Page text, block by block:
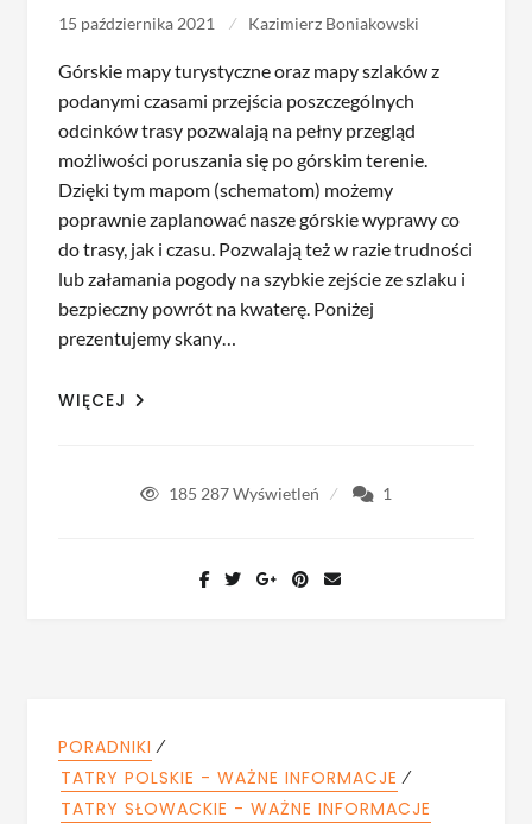
15 października 2021 Kazimierz Boniakowski
Górskie mapy turystyczne oraz mapy szlaków z
podanymi czasami przejścia poszczególnych
odcinków trasy pozwalają na pełny przegląd
możliwości poruszania się po górskim terenie.
Dzięki tym mapom (schematom) możemy
poprawnie zaplanować nasze górskie wyprawy co
do trasy, jak i czasu. Pozwalają też w razie trudności
lub załamania pogody na szybkie zejście ze szlaku i
bezpieczny powrót na kwaterę. Poniżej
prezentujemy skany…
WIĘCEJ
185 287Wyświetleń 1
PORADNIKI ⁄
TATRY POLSKIE - WAŻNE INFORMACJE ⁄
TATRY SŁOWACKIE - WAŻNE INFORMACJE